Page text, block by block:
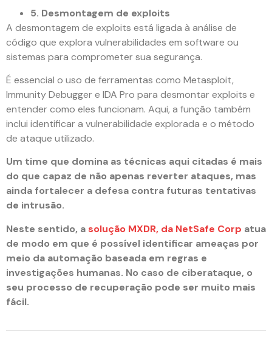
5. Desmontagem de exploits
A desmontagem de exploits está ligada à análise de
código que explora vulnerabilidades em software ou
sistemas para comprometer sua segurança.
É essencial o uso de ferramentas como Metasploit,
Immunity Debugger e IDA Pro para desmontar exploits e
entender como eles funcionam. Aqui, a função também
inclui identificar a vulnerabilidade explorada e o método
de ataque utilizado.
Um time que domina as técnicas aqui citadas é mais
do que capaz de não apenas reverter ataques, mas
ainda fortalecer a defesa contra futuras tentativas
de intrusão.
Neste sentido, a solução MXDR, da NetSafe Corp atua
de modo em que é possível identificar ameaças por
meio da automação baseada em regras e
investigações humanas. No caso de ciberataque, o
seu processo de recuperação pode ser muito mais
fácil.